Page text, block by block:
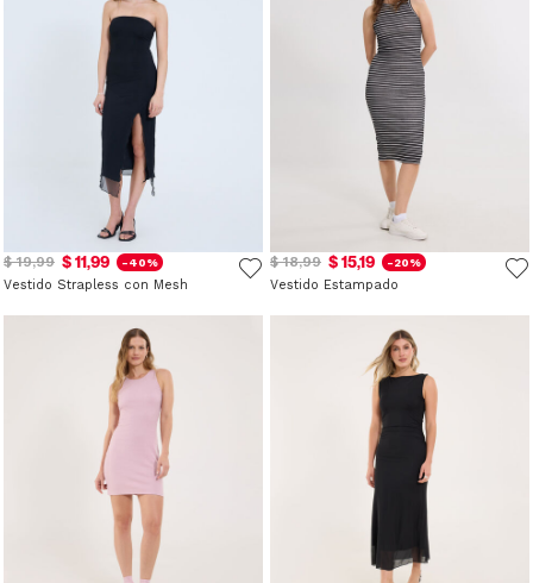
$ 19,99 $ 11,99 -40%
Vestido Strapless con Mesh
$ 18,99 $ 15,19 -20%
Vestido Estampado